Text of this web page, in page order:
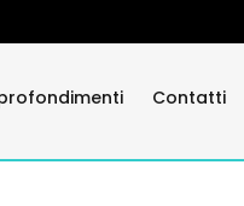
Contatti